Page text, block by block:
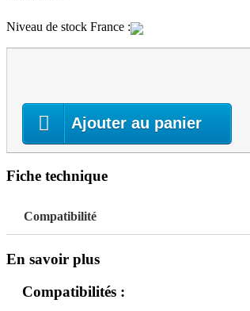
Niveau de stock France :
Ajouter au panier
Fiche technique
Compatibilité
En savoir plus
Compatibilités :